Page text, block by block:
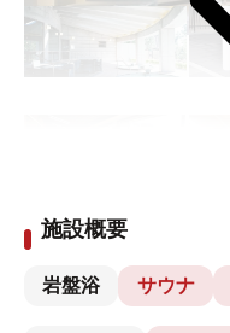
施設概要
岩盤浴 サウナ